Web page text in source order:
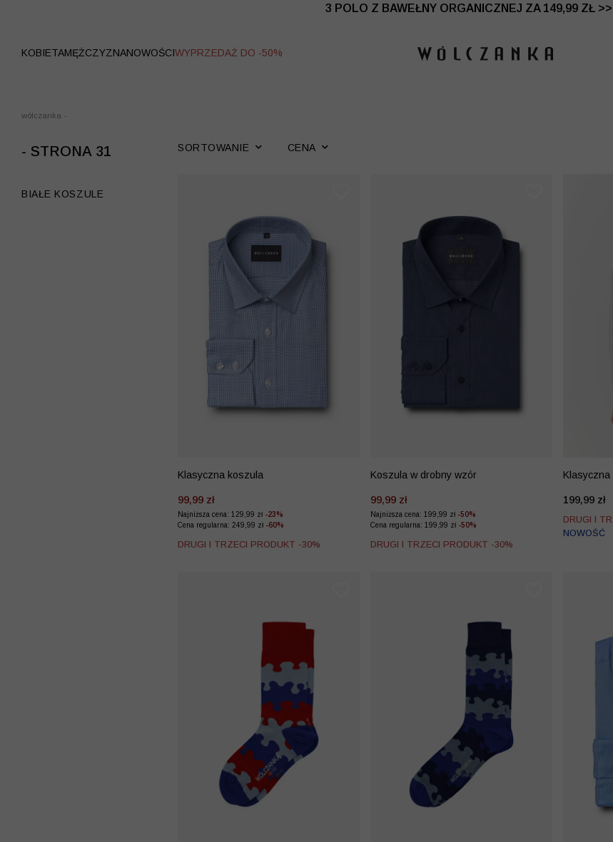
3 POLO Z BAWEŁNY ORGANICZNEJ ZA 149,99 ZŁ >>
WYPRZEDAŻ DO -50% | DODATKOWE -30% NA DRUGI I TRZECI
KOBIETAMĘŻCZYZNANOWOŚCIWYPRZEDAŻ DO -50%
wólczanka -
- STRONA 31
BIAŁE KOSZULE
SORTOWANIE CENA
Klasyczna koszula
99,99 zł
Najniższa cena: 129,99 zł -23%
Cena regularna: 249,99 zł -60%
DRUGI I TRZECI PRODUKT -30%
Koszula w drobny wzór
99,99 zł
Najniższa cena: 199,99 zł -50%
Cena regularna: 199,99 zł -50%
DRUGI I TRZECI PRODUKT -30%
199,99 zł
DRUGI I
NOWOŚĆ